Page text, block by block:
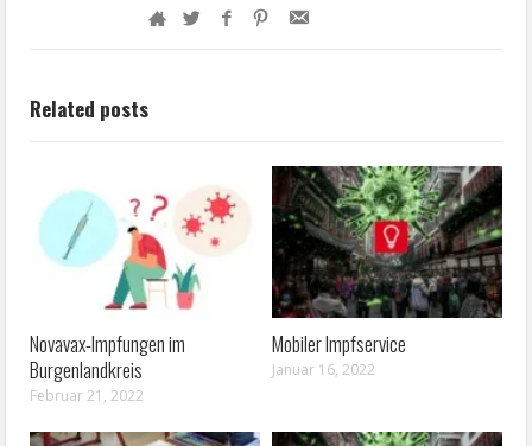
Related posts
Novavax-Impfungen im
Burgenlandkreis
Februar 21, 2022
Mobiler Impfservice
Januar 16, 2022